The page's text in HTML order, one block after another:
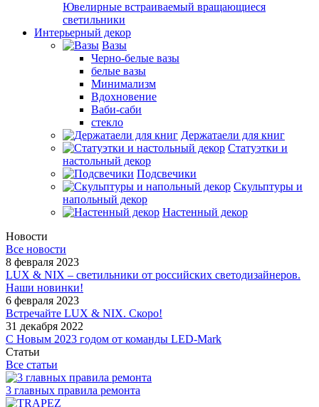
Ювелирные встраиваемый вращающиеся
светильники
Интерьерный декор
Вазы
Черно-белые вазы
белые вазы
Минимализм
Вдохновение
Ваби-саби
стекло
Держатаели для книг
Статуэтки и
настольный декор
Подсвечики
Скульптуры и
напольный декор
Настенный декор
Новости
Все новости
8 февраля 2023
LUX & NIX – светильники от российских светодизайнеров.
Наши новинки!
6 февраля 2023
Встречайте LUX & NIX. Скоро!
31 декабря 2022
С Новым 2023 годом от команды LED-Mark
Статьи
Все статьи
3 главных правила ремонта